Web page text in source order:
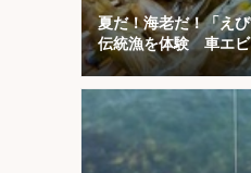
夏だ！海老だ！「え
伝統漁を体験 車エビ
岡】